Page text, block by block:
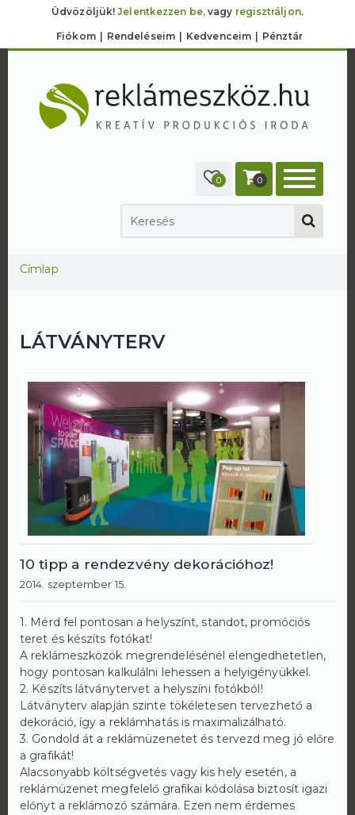
Üdvözöljük!Jelentkezzen be,vagy regisztráljon.
Fiókom Rendeléseim Kedvenceim Pénztár
0 0
Jelenlegi hely
Címlap
LÁTVÁNYTERV
10 tipp a rendezvény dekorációhoz!
2014. szeptember 15.
1. Mérd fel pontosan a helyszínt, standot, promóciós
teret és készíts fotókat!
A reklámeszközök megrendelésénél elengedhetetlen,
hogy pontosan kalkulálni lehessen a helyigényükkel.
2. Készíts látványtervet a helyszíni fotókból!
Látványterv alapján szinte tökéletesen tervezhető a
dekoráció, így a reklámhatás is maximalizálható.
3. Gondold át a reklámüzenetet és tervezd meg jó előre
a grafikát!
Alacsonyabb költségvetés vagy kis hely esetén, a
reklámüzenet megfelelő grafikai kódolása biztosít igazi
előnyt a reklámozó számára. Ezen nem érdemes